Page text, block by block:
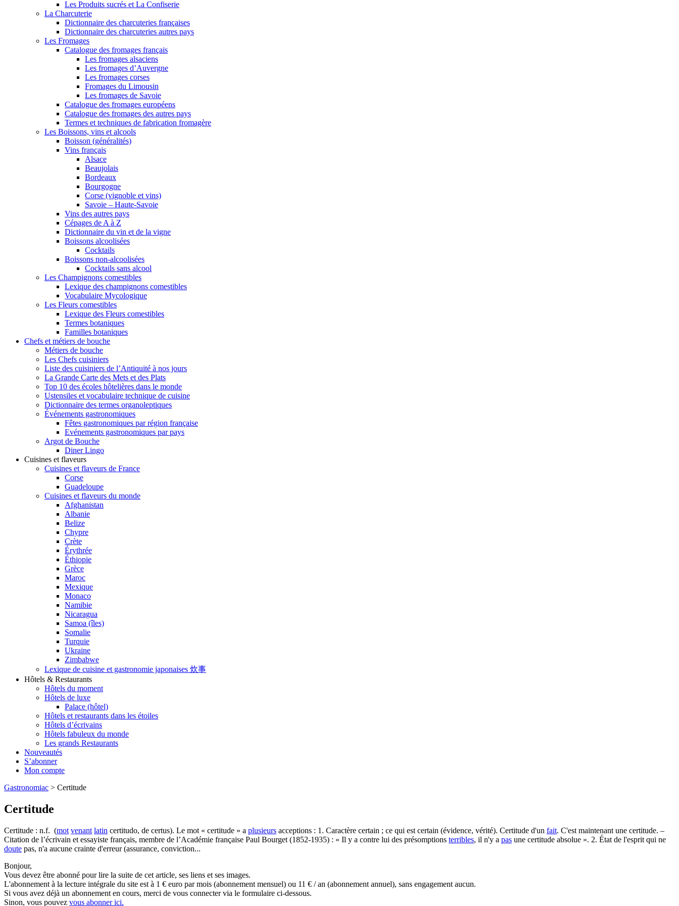
Les Produits sucrés et La Confiserie
La Charcuterie
Dictionnaire des charcuteries françaises
Dictionnaire des charcuteries autres pays
Les Fromages
Catalogue des fromages français
Les fromages alsaciens
Les fromages d’Auvergne
Les fromages corses
Fromages du Limousin
Les fromages de Savoie
Catalogue des fromages européens
Catalogue des fromages des autres pays
Termes et techniques de fabrication fromagère
Les Boissons, vins et alcools
Boisson (généralités)
Vins français
Alsace
Beaujolais
Bordeaux
Bourgogne
Corse (vignoble et vins)
Savoie – Haute-Savoie
Vins des autres pays
Cépages de A à Z
Dictionnaire du vin et de la vigne
Boissons alcoolisées
Cocktails
Boissons non-alcoolisées
Cocktails sans alcool
Les Champignons comestibles
Lexique des champignons comestibles
Vocabulaire Mycologique
Les Fleurs comestibles
Lexique des Fleurs comestibles
Termes botaniques
Familles botaniques
Chefs et métiers de bouche
Métiers de bouche
Les Chefs cuisiniers
Liste des cuisiniers de l’Antiquité à nos jours
La Grande Carte des Mets et des Plats
Top 10 des écoles hôtelières dans le monde
Ustensiles et vocabulaire technique de cuisine
Dictionnaire des termes organoleptiques
Événements gastronomiques
Fêtes gastronomiques par région française
Evénements gastronomiques par pays
Argot de Bouche
Diner Lingo
Cuisines et flaveurs
Cuisines et flaveurs de France
Corse
Guadeloupe
Cuisines et flaveurs du monde
Afghanistan
Albanie
Belize
Chypre
Crète
Érythrée
Éthiopie
Grèce
Maroc
Mexique
Monaco
Namibie
Nicaragua
Samoa (îles)
Somalie
Turquie
Ukraine
Zimbabwe
Lexique de cuisine et gastronomie japonaises 炊事
Hôtels & Restaurants
Hôtels du moment
Hôtels de luxe
Palace (hôtel)
Hôtels et restaurants dans les étoiles
Hôtels d’écrivains
Hôtels fabuleux du monde
Les grands Restaurants
Nouveautés
S’abonner
Mon compte
Gastronomiac > Certitude
Certitude
Certitude : n.f. (mot venant latin certitudo, de certus). Le mot « certitude » a plusieurs acceptions : 1. Caractère certain ; ce qui est certain (évidence, vérité). Certitude d'un fait. C'est maintenant une certitude. –
Citation de l’écrivain et essayiste français, membre de l’Académie française Paul Bourget (1852-1935) : « Il y a contre lui des présomptions terribles, il n'y a pas une certitude absolue ». 2. État de l'esprit qui ne
doute pas, n'a aucune crainte d'erreur (assurance, conviction...
Bonjour,
Vous devez être abonné pour lire la suite de cet article, ses liens et ses images.
L'abonnement à la lecture intégrale du site est à 1 € euro par mois (abonnement mensuel) ou 11 € / an (abonnement annuel), sans engagement aucun.
Si vous avez déjà un abonnement en cours, merci de vous connecter via le formulaire ci-dessous.
Sinon, vous pouvez vous abonner ici.